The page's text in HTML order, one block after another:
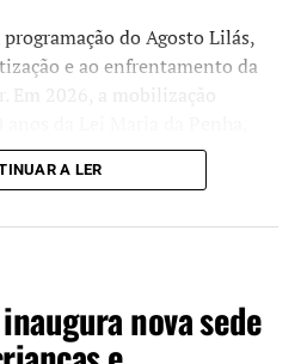
do Agosto Lilás,
e ao enfrentamento da
Em 2026, a mobilização
de proteção às mulheres
estão sendo realizadas
de conversa para discutir a
e divulgar informações
vítimas.
A LER
nova sede